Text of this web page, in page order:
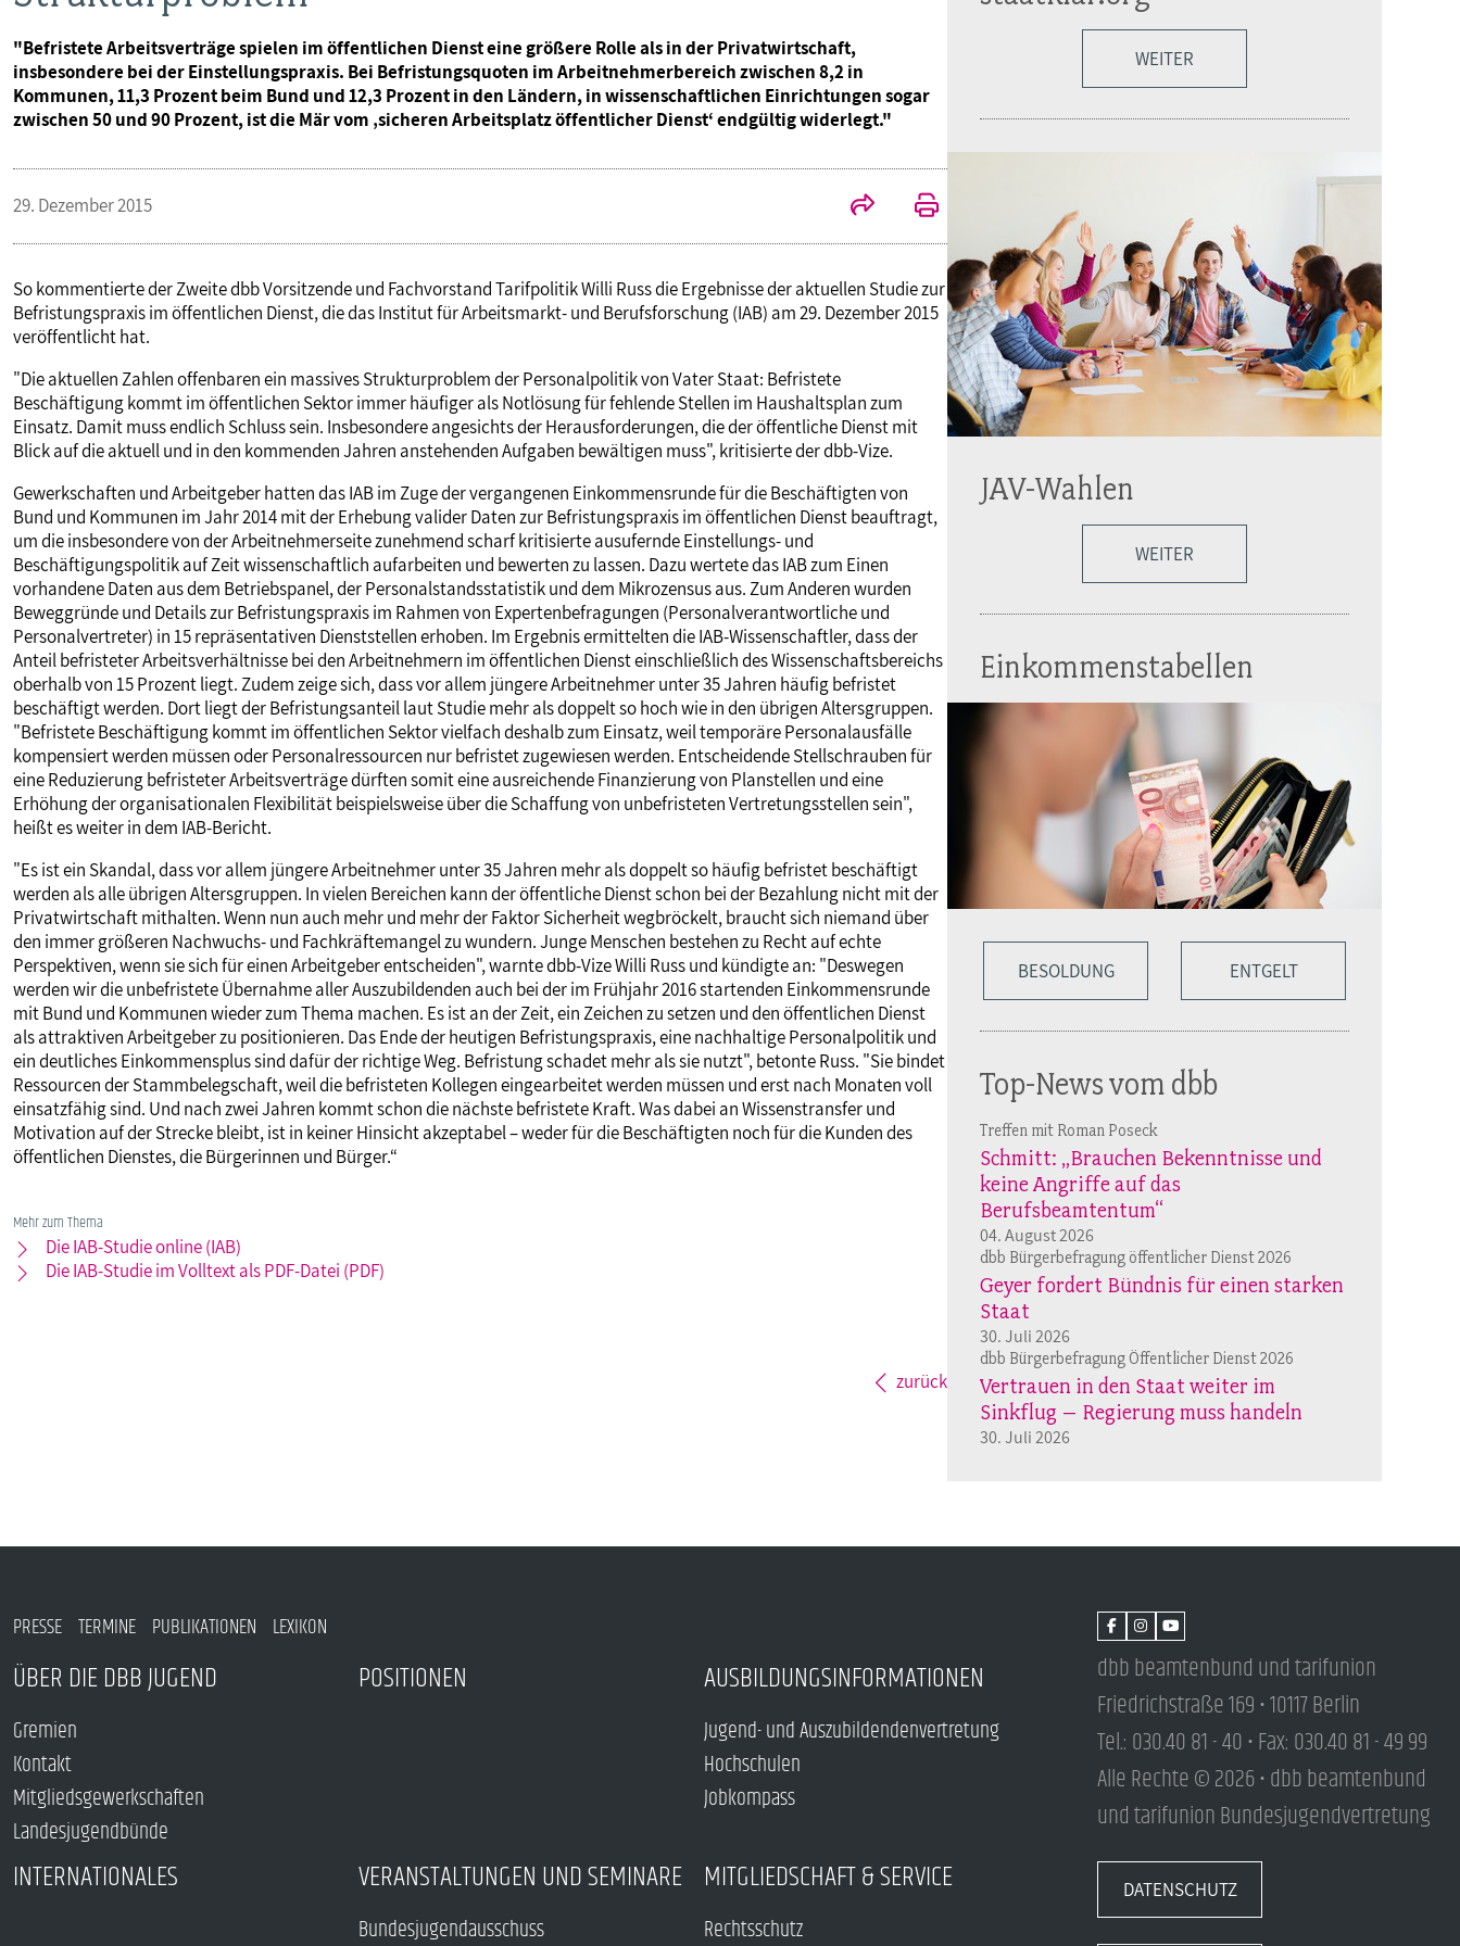
"Befristete Arbeitsverträge spielen im öffentlichen Dienst eine größere Rolle als in der Privatwirtschaft,
insbesondere bei der Einstellungspraxis. Bei Befristungsquoten im Arbeitnehmerbereich zwischen 8,2 in
Kommunen, 11,3 Prozent beim Bund und 12,3 Prozent in den Ländern, in wissenschaftlichen Einrichtungen sogar
zwischen 50 und 90 Prozent, ist die Mär vom ‚sicheren Arbeitsplatz öffentlicher Dienst‘ endgültig widerlegt."
29. Dezember 2015
So kommentierte der Zweite dbb Vorsitzende und Fachvorstand Tarifpolitik Willi Russ die Ergebnisse der aktuellen Studie zur
Befristungspraxis im öffentlichen Dienst, die das Institut für Arbeitsmarkt- und Berufsforschung (IAB) am 29. Dezember 2015
veröffentlicht hat.
"Die aktuellen Zahlen offenbaren ein massives Strukturproblem der Personalpolitik von Vater Staat: Befristete
Beschäftigung kommt im öffentlichen Sektor immer häufiger als Notlösung für fehlende Stellen im Haushaltsplan zum
Einsatz. Damit muss endlich Schluss sein. Insbesondere angesichts der Herausforderungen, die der öffentliche Dienst mit
Blick auf die aktuell und in den kommenden Jahren anstehenden Aufgaben bewältigen muss", kritisierte der dbb-Vize.
Gewerkschaften und Arbeitgeber hatten das IAB im Zuge der vergangenen Einkommensrunde für die Beschäftigten von
Bund und Kommunen im Jahr 2014 mit der Erhebung valider Daten zur Befristungspraxis im öffentlichen Dienst beauftragt,
um die insbesondere von der Arbeitnehmerseite zunehmend scharf kritisierte ausufernde Einstellungs- und
Beschäftigungspolitik auf Zeit wissenschaftlich aufarbeiten und bewerten zu lassen. Dazu wertete das IAB zum Einen
vorhandene Daten aus dem Betriebspanel, der Personalstandsstatistik und dem Mikrozensus aus. Zum Anderen wurden
Beweggründe und Details zur Befristungspraxis im Rahmen von Expertenbefragungen (Personalverantwortliche und
Personalvertreter) in 15 repräsentativen Dienststellen erhoben. Im Ergebnis ermittelten die IAB-Wissenschaftler, dass der
Anteil befristeter Arbeitsverhältnisse bei den Arbeitnehmern im öffentlichen Dienst einschließlich des Wissenschaftsbereichs
oberhalb von 15 Prozent liegt. Zudem zeige sich, dass vor allem jüngere Arbeitnehmer unter 35 Jahren häufig befristet
beschäftigt werden. Dort liegt der Befristungsanteil laut Studie mehr als doppelt so hoch wie in den übrigen Altersgruppen.
"Befristete Beschäftigung kommt im öffentlichen Sektor vielfach deshalb zum Einsatz, weil temporäre Personalausfälle
kompensiert werden müssen oder Personalressourcen nur befristet zugewiesen werden. Entscheidende Stellschrauben für
eine Reduzierung befristeter Arbeitsverträge dürften somit eine ausreichende Finanzierung von Planstellen und eine
Erhöhung der organisationalen Flexibilität beispielsweise über die Schaffung von unbefristeten Vertretungsstellen sein",
heißt es weiter in dem IAB-Bericht.
"Es ist ein Skandal, dass vor allem jüngere Arbeitnehmer unter 35 Jahren mehr als doppelt so häufig befristet beschäftigt
werden als alle übrigen Altersgruppen. In vielen Bereichen kann der öffentliche Dienst schon bei der Bezahlung nicht mit der
Privatwirtschaft mithalten. Wenn nun auch mehr und mehr der Faktor Sicherheit wegbröckelt, braucht sich niemand über
den immer größeren Nachwuchs- und Fachkräftemangel zu wundern. Junge Menschen bestehen zu Recht auf echte
Perspektiven, wenn sie sich für einen Arbeitgeber entscheiden", warnte dbb-Vize Willi Russ und kündigte an: "Deswegen
werden wir die unbefristete Übernahme aller Auszubildenden auch bei der im Frühjahr 2016 startenden Einkommensrunde
mit Bund und Kommunen wieder zum Thema machen. Es ist an der Zeit, ein Zeichen zu setzen und den öffentlichen Dienst
als attraktiven Arbeitgeber zu positionieren. Das Ende der heutigen Befristungspraxis, eine nachhaltige Personalpolitik und
ein deutliches Einkommensplus sind dafür der richtige Weg. Befristung schadet mehr als sie nutzt", betonte Russ. "Sie bindet
Ressourcen der Stammbelegschaft, weil die befristeten Kollegen eingearbeitet werden müssen und erst nach Monaten voll
einsatzfähig sind. Und nach zwei Jahren kommt schon die nächste befristete Kraft. Was dabei an Wissenstransfer und
Motivation auf der Strecke bleibt, ist in keiner Hinsicht akzeptabel – weder für die Beschäftigten noch für die Kunden des
öffentlichen Dienstes, die Bürgerinnen und Bürger.“
Mehr zum Thema
Die IAB-Studie online (IAB)
Die IAB-Studie im Volltext als PDF-Datei (PDF)
zurück
WEITER
JAV-Wahlen
WEITER
Einkommenstabellen
BESOLDUNG ENTGELT
Top-News vom dbb
Treffen mit Roman Poseck
Schmitt: „Brauchen Bekenntnisse und
keine Angriffe auf das
Berufsbeamtentum“
04. August 2026
dbb Bürgerbefragung öffentlicher Dienst 2026
Geyer fordert Bündnis für einen starken
Staat
30. Juli 2026
dbb Bürgerbefragung Öffentlicher Dienst 2026
Vertrauen in den Staat weiter im
Sinkflug – Regierung muss handeln
30. Juli 2026
PRESSE TERMINE PUBLIKATIONEN LEXIKON
ÜBER DIE DBB JUGEND
Gremien
Kontakt
Mitgliedsgewerkschaften
Landesjugendbünde
POSITIONEN AUSBILDUNGSINFORMATIONEN
Jugend- und Auszubildendenvertretung
Hochschulen
Jobkompass
INTERNATIONALES VERANSTALTUNGEN UND SEMINARE
Bundesjugendausschuss
MITGLIEDSCHAFT & SERVICE
Rechtsschutz
dbb beamtenbund und tarifunion
Friedrichstraße 169 • 10117 Berlin
Tel.: 030.40 81 - 40 • Fax: 030.40 81 - 49 99
Alle Rechte © 2026 • dbb beamtenbund
und tarifunion Bundesjugendvertretung
DATENSCHUTZ